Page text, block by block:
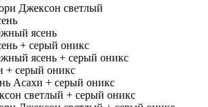
Джексон светлый
ясень
ясень + серый оникс
Асахи + серый оникс